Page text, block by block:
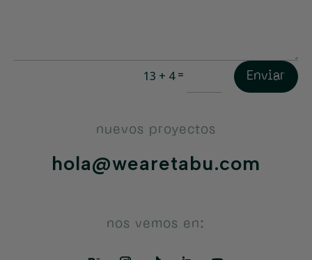
13 + 4= Enviar
nuevos proyectos
hola@wearetabu.com
nos vemos en: